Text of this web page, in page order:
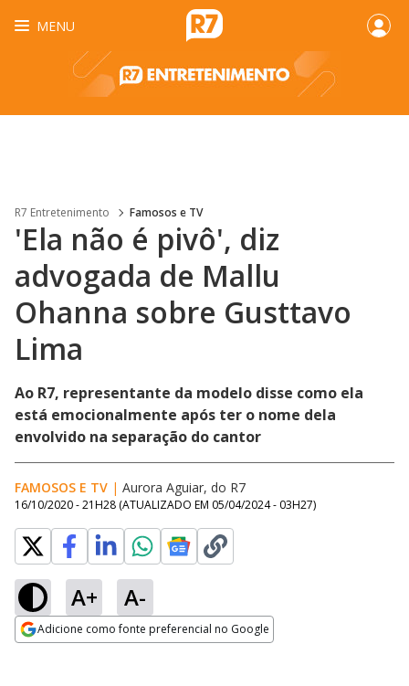
MENU
R7 Entretenimento Famosos e TV
'Ela não é pivô', diz
advogada de Mallu
Ohanna sobre Gusttavo
Lima
Ao R7, representante da modelo disse como ela
está emocionalmente após ter o nome dela
envolvido na separação do cantor
FAMOSOS E TV | Aurora Aguiar, do R7
16/10/2020 - 21H28 (ATUALIZADO EM 05/04/2024 - 03H27)
A+ A-
Adicione como fonte preferencial no Google